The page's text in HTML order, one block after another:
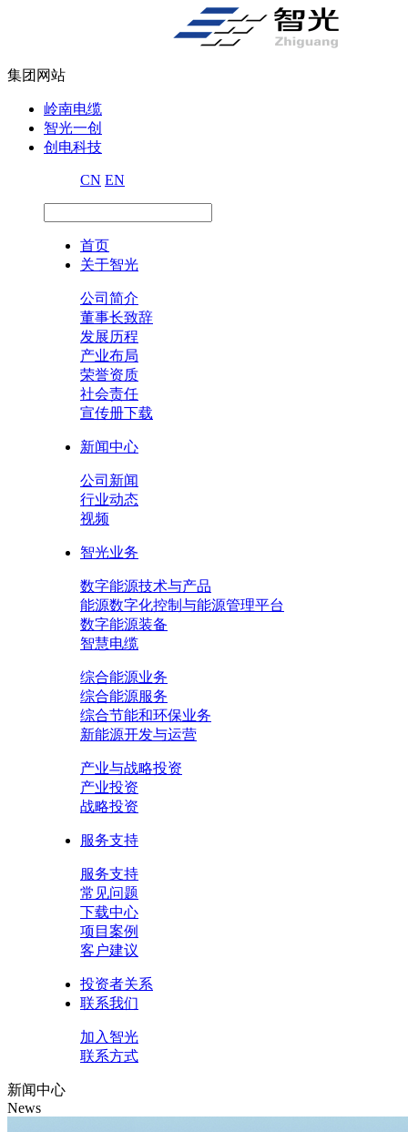
集团网站
岭南电缆
智光一创
创电科技
CN EN
首页
关于智光
公司简介
董事长致辞
发展历程
产业布局
荣誉资质
社会责任
宣传册下载
新闻中心
公司新闻
行业动态
视频
智光业务
数字能源技术与产品
能源数字化控制与能源管理平台
数字能源装备
智慧电缆
综合能源业务
综合能源服务
综合节能和环保业务
新能源开发与运营
产业与战略投资
产业投资
战略投资
服务支持
服务支持
常见问题
下载中心
项目案例
客户建议
投资者关系
联系我们
加入智光
联系方式
新闻中心
News